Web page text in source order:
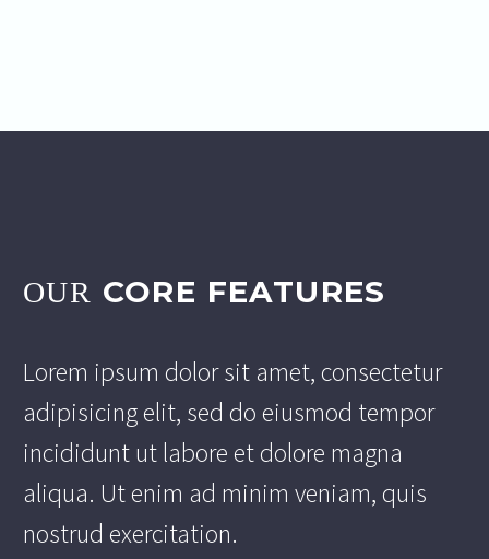
OUR CORE FEATURES
Lorem ipsum dolor sit amet, consectetur
adipisicing elit, sed do eiusmod tempor
incididunt ut labore et dolore magna
aliqua. Ut enim ad minim veniam, quis
nostrud exercitation.